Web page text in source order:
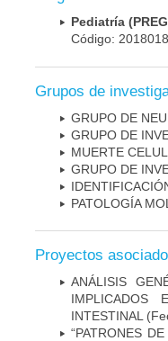
Pediatría
Código:
Grupos de
GRUPO DE
GRUPO DE
MUERTE
GRUPO DE
PATOLOGÍA
Proyectos
ANÁLISIS
IMPLICADOS
INTESTINAL
“PATRONES